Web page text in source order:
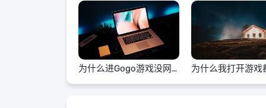
为什么进Gogo游戏没网
络
为什么我打开游戏
码